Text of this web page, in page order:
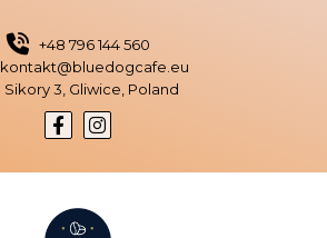
+48 796 144 560
kontakt@bluedogcafe.eu
Sikory 3, Gliwice, Poland